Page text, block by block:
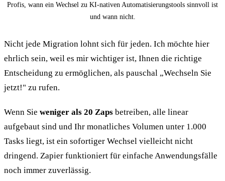
Profis, wann ein Wechsel zu KI-nativen Automatisierungstools sinnvoll ist
und wann nicht.
Nicht jede Migration lohnt sich für jeden. Ich möchte hier
ehrlich sein, weil es mir wichtiger ist, Ihnen die richtige
Entscheidung zu ermöglichen, als pauschal „Wechseln Sie
jetzt!" zu rufen.
Wenn Sie weniger als 20 Zaps betreiben, alle linear
aufgebaut sind und Ihr monatliches Volumen unter 1.000
Tasks liegt, ist ein sofortiger Wechsel vielleicht nicht
dringend. Zapier funktioniert für einfache Anwendungsfälle
noch immer zuverlässig.